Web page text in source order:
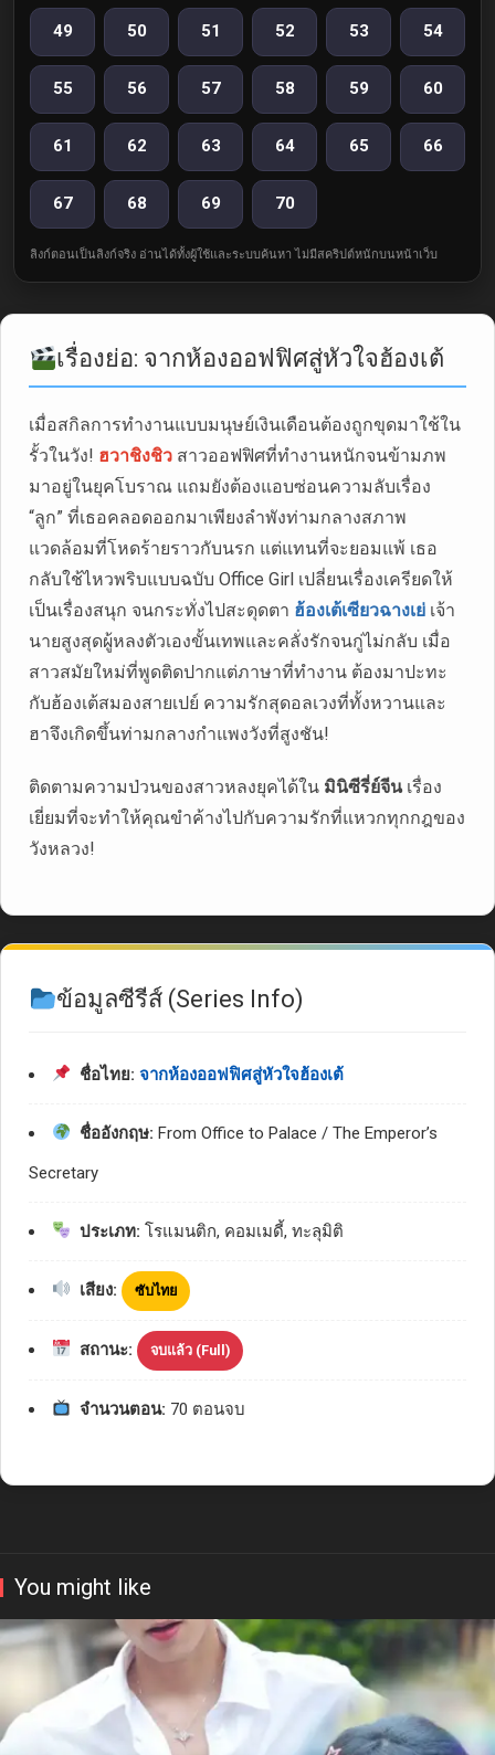
49 50 51 52 53 54
55 56 57 58 59 60
61 62 63 64 65 66
67 68 69 70
ลิงก์ตอนเป็นลิงก์จริง อ่านได้ทั้งผู้ใช้และระบบค้นหา ไม่มีสคริปต์หนักบนหน้าเว็บ
เรื่องย่อ: จากห้องออฟฟิศสู่หัวใจฮ้องเต้
เมื่อสกิลการทำงานแบบมนุษย์เงินเดือนต้องถูกขุดมาใช้ใน
รั้วในวัง! ฮวาชิงชิว สาวออฟฟิศที่ทำงานหนักจนข้ามภพ
มาอยู่ในยุคโบราณ แถมยังต้องแอบซ่อนความลับเรื่อง
“ลูก” ที่เธอคลอดออกมาเพียงลำพังท่ามกลางสภาพ
แวดล้อมที่โหดร้ายราวกับนรก แต่แทนที่จะยอมแพ้ เธอ
กลับใช้ไหวพริบแบบฉบับ Office Girl เปลี่ยนเรื่องเครียดให้
เป็นเรื่องสนุก จนกระทั่งไปสะดุดตา ฮ้องเต้เซียวฉางเย่ เจ้า
นายสูงสุดผู้หลงตัวเองขั้นเทพและคลั่งรักจนกู่ไม่กลับ เมื่อ
สาวสมัยใหม่ที่พูดติดปากแต่ภาษาที่ทำงาน ต้องมาปะทะ
กับฮ้องเต้สมองสายเปย์ ความรักสุดอลเวงที่ทั้งหวานและ
ฮาจึงเกิดขึ้นท่ามกลางกำแพงวังที่สูงชัน!
ติดตามความป่วนของสาวหลงยุคได้ใน มินิซีรี่ย์จีนเรื่อง
เยี่ยมที่จะทำให้คุณขำค้างไปกับความรักที่แหวกทุกกฎของ
วังหลวง!
ข้อมูลซีรีส์ (Series Info)
ชื่อไทย: จากห้องออฟฟิศสู่หัวใจฮ้องเต้
ชื่ออังกฤษ: From Office to Palace / The Emperor’s
Secretary
ประเภท: โรแมนติก, คอมเมดี้, ทะลุมิติ
เสียง: ซับไทย
สถานะ: จบแล้ว (Full)
จำนวนตอน: 70 ตอนจบ
You might like